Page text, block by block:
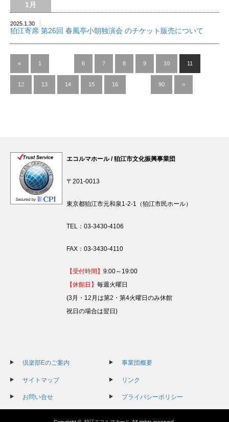
1月
2025.1.30
狛江寄席 第26回 春風亭小朝独演会 のチケット販売について
« 1 6 7 8 9 10 11
12 13 14 15 16 90 »
エコルマホール / 狛江市文化振興事業団
〒201-0013
東京都狛江市元和泉1-2-1（狛江市民ホール）
TEL：03-3430-4106
FAX：03-3430-4110
【受付時間】9:00～19:00
【休館日】毎週火曜日
(3月・12月は第2・第4火曜日のみ休館
祝日の場合は翌日)
倶楽部Eのご案内 事業団概要
サイトマップ リンク
お問い合せ プライバシーポリシー